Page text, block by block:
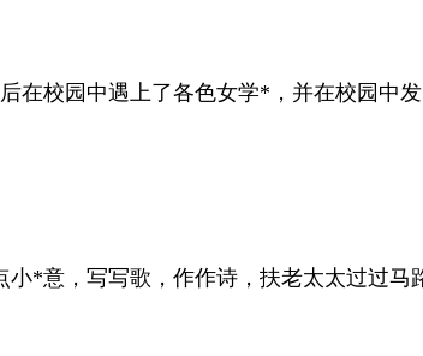
在校园中遇上了各色女学*，并在校园中
小*意，写写歌，作作诗，扶老太太过过